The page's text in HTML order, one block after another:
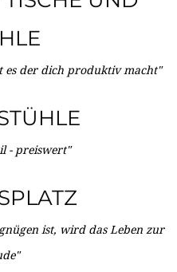
es der dich produktiv macht"
- preiswert"
ist, wird das Leben zur